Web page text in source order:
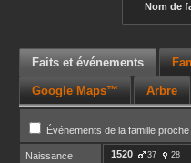
Nom de
Faits et événements
Google Maps™ Arbre
Événements de la famille proche
Naissance 1520 37 28